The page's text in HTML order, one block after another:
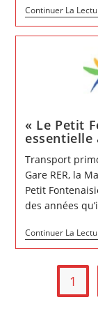
Continuer La
« Le Petit
Transport
Gare RER, la
Petit
des années
Continuer La
1